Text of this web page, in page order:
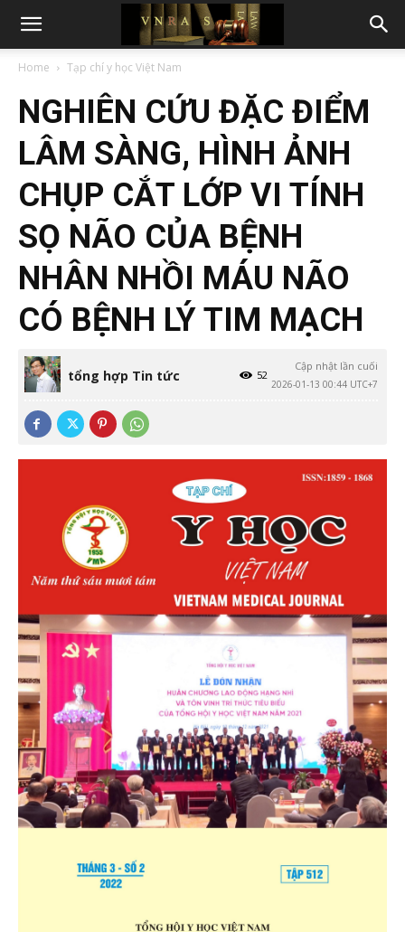
Home Tạp chí y học Việt Nam
NGHIÊN CỨU ĐẶC ĐIỂM
LÂM SÀNG, HÌNH ẢNH
CHỤP CẮT LỚP VI TÍNH
SỌ NÃO CỦA BỆNH
NHÂN NHỒI MÁU NÃO
CÓ BỆNH LÝ TIM MẠCH
tổng hợp Tin tức
Cập nhật lần cuối
2026-01-13 00:44 UTC+7
52